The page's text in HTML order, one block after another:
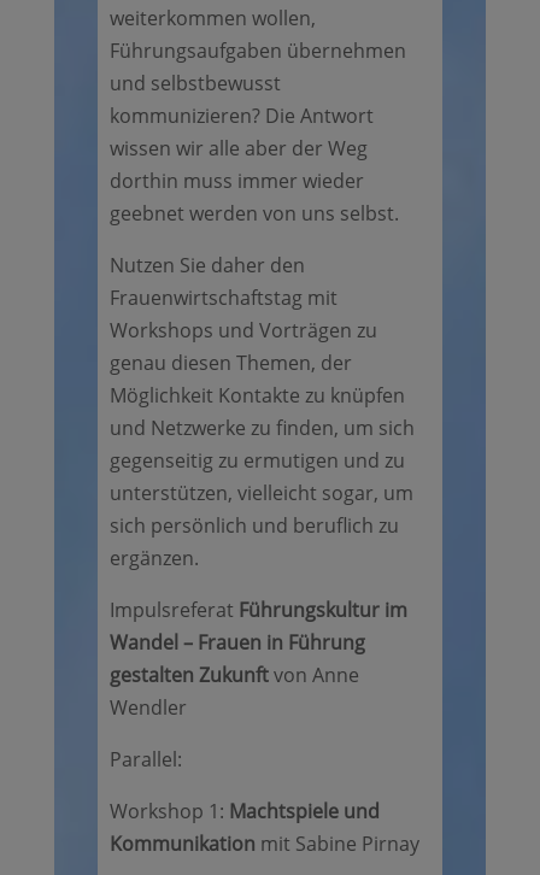
weiterkommen wollen,
Führungsaufgaben übernehmen
und selbstbewusst
kommunizieren? Die Antwort
wissen wir alle aber der Weg
dorthin muss immer wieder
geebnet werden von uns selbst.
Nutzen Sie daher den
Frauenwirtschaftstag mit
Workshops und Vorträgen zu
genau diesen Themen, der
Möglichkeit Kontakte zu knüpfen
und Netzwerke zu finden, um sich
gegenseitig zu ermutigen und zu
unterstützen, vielleicht sogar, um
sich persönlich und beruflich zu
ergänzen.
Impulsreferat Führungskultur im
Wandel – Frauen in Führung
gestalten Zukunftvon Anne
Wendler
Parallel:
Workshop 1: Machtspiele und
Kommunikation mit Sabine Pirnay